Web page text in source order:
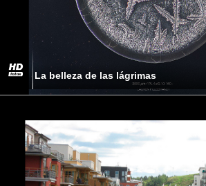
La belleza de las lágrimas